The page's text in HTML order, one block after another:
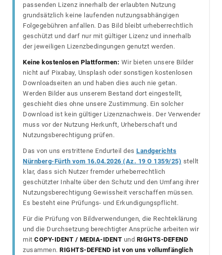
passenden Lizenz innerhalb der erlaubten Nutzung
grundsätzlich keine laufenden nutzungsabhängigen
Folgegebühren anfallen. Das Bild bleibt urheberrechtlich
geschützt und darf nur mit gültiger Lizenz und innerhalb
der jeweiligen Lizenzbedingungen genutzt werden.
Keine kostenlosen Plattformen: Wir bieten unsere Bilder
nicht auf Pixabay, Unsplash oder sonstigen kostenlosen
Downloadseiten an und haben dies auch nie getan.
Werden Bilder aus unserem Bestand dort eingestellt,
geschieht dies ohne unsere Zustimmung. Ein solcher
Download ist kein gültiger Lizenznachweis. Der Verwender
muss vor der Nutzung Herkunft, Urheberschaft und
Nutzungsberechtigung prüfen.
Das von uns erstrittene Endurteil des Landgerichts
Nürnberg-Fürth vom 16.04.2026 (Az. 19 O 1359/25) stellt
klar, dass sich Nutzer fremder urheberrechtlich
geschützter Inhalte über den Schutz und den Umfang ihrer
Nutzungsberechtigung Gewissheit verschaffen müssen.
Es besteht eine Prüfungs- und Erkundigungspflicht.
Für die Prüfung von Bildverwendungen, die Rechteklärung
und die Durchsetzung berechtigter Ansprüche arbeiten wir
mit COPY-IDENT / MEDIA-IDENT und RIGHTS-DEFEND
zusammen. RIGHTS-DEFEND ist von uns vollumfänglich